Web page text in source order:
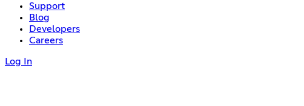
Support
Blog
Developers
Careers
Log In